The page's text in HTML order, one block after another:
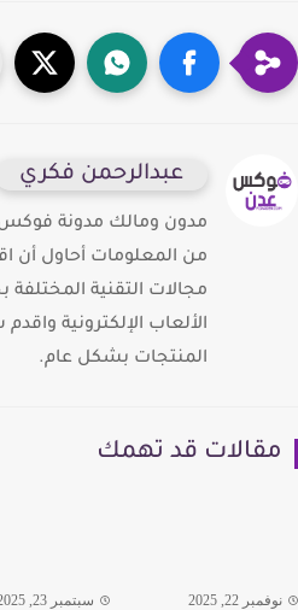
عبدالرحمن فكري
مدون ومالك مدونة فوكس
من المعلومات أحاول أن
مجالات التقنية المختلفة
الألعاب الإلكترونية
المنتجات بشكل عام.
قد تهمك
22, 2025 سبتمبر 23, 2025